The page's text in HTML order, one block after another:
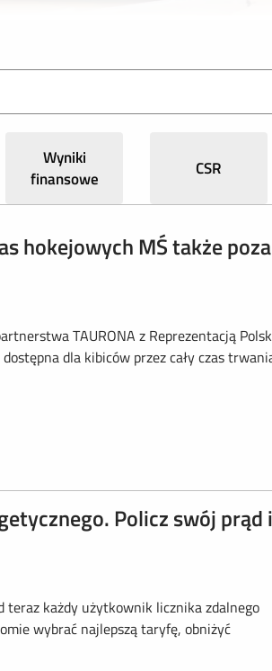
Wyniki
finansowe
CSR
hokejowych MŚ także poza
TAURONA z Reprezentacją
dla kibiców przez cały czas
Policz swój prąd i
teraz każdy użytkownik licznika zdalnego
wybrać najlepszą taryfę, obniżyć